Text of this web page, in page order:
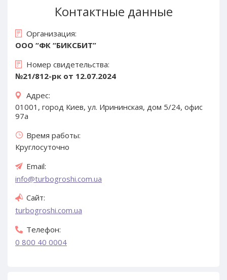
Контактные данные
Организация:
ООО “ФК “БИКСБИТ”
Номер свидетельства:
№21/812-рк от 12.07.2024
Адрес:
01001, город Киев, ул. Ирининская, дом 5/24, офис
97а
Время работы:
Круглосуточно
Email:
info@turbogroshi.com.ua
Сайт:
turbogroshi.com.ua
Телефон:
0 800 40 0004